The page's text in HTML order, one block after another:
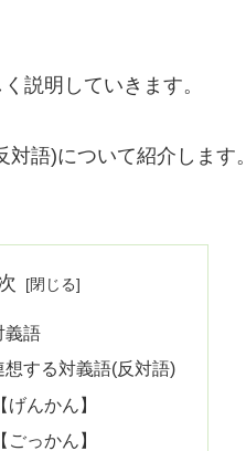
説明していきます。
語)について紹介します。
義語
する対義語(反対語)
んかん】
っかん】